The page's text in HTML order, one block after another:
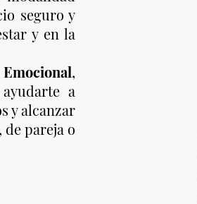
seguro y
y en la
,
a
y alcanzar
pareja o